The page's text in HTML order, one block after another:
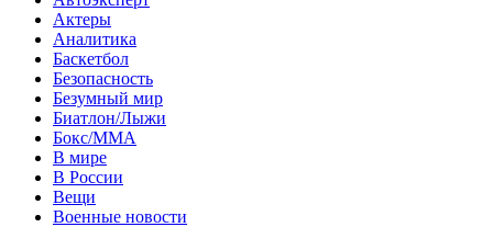
Актеры
Аналитика
Баскетбол
Безопасность
Безумный мир
Биатлон/Лыжи
Бокс/MMA
В мире
В России
Вещи
Военные новости